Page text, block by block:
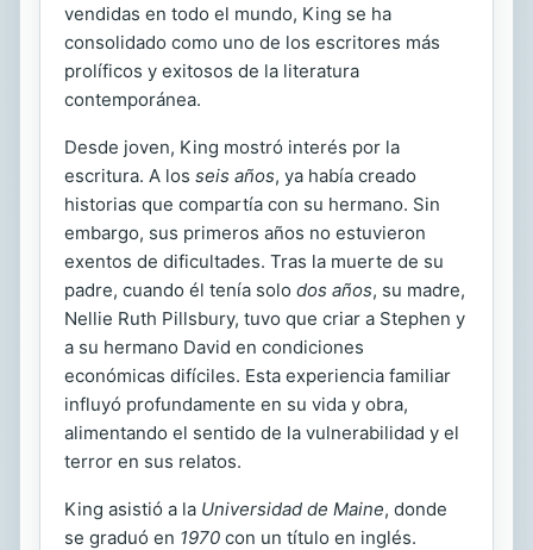
vendidas en todo el mundo, King se ha
consolidado como uno de los escritores más
prolíficos y exitosos de la literatura
contemporánea.
Desde joven, King mostró interés por la
escritura. A los seis años, ya había creado
historias que compartía con su hermano. Sin
embargo, sus primeros años no estuvieron
exentos de dificultades. Tras la muerte de su
padre, cuando él tenía solo dos años, su madre,
Nellie Ruth Pillsbury, tuvo que criar a Stephen y
a su hermano David en condiciones
económicas difíciles. Esta experiencia familiar
influyó profundamente en su vida y obra,
alimentando el sentido de la vulnerabilidad y el
terror en sus relatos.
King asistió a la Universidad de Maine, donde
se graduó en 1970 con un título en inglés.